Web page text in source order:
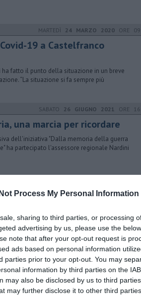
Process My Personal Information
sharing to third parties, or processing
advertising by us, please use the
note that after your opt-out request is
ads based on personal information
parties prior to your opt-out. You may
information by third parties on the
may also be disclosed by us to third
may further disclose it to other third parties.
MARTEDÌ 24 MARZO 2020 ORE
19 a Castelfranco
ha fatto il punto della situazione in un breve
“La situazione si fa sempre più
SABATO 26 GIUGNO 2021 ORE
una marcia per ricordare
dell'iniziativa "Dalla memoria della guerra
ha partecipato l'assessore regionale Nardini
VENERDÌ 31 LUGLIO 2015 ORE
di riferimento per gli altri 19 Comuni, tra
e il Chianti
MARTEDÌ09 LUGLIO 2019ORE
per la sicurezza delle strade